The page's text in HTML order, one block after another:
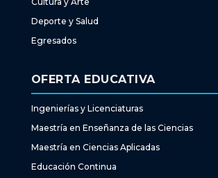
Deporte y Salud
Egresados
OFERTA EDUCATIVA
Ingenierías y Licenciaturas
Maestría en Enseñanza de las Ciencias
Maestría en Ciencias Aplicadas
Educación Continua